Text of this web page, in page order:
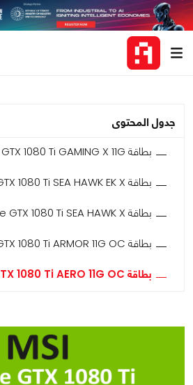
جدول المحتوى
بطاقة MSI GTX 1080 Ti GAMING X 11G
بطاقة MSI GTX 1080 Ti SEA HAWK EK X
بطاقة MSI GeForce GTX 1080 Ti SEA HAWK X
بطاقة MSI GeForce GTX 1080 Ti ARMOR 11G OC
بطاقة MSI GTX 1080 Ti AERO 11G OC